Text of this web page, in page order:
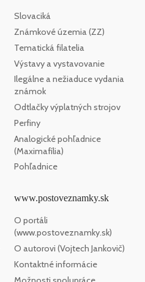
Slovaciká
Známkové územia (ZZ)
Tematická filatelia
Výstavy a vystavovanie
Ilegálne a nežiaduce vydania
známok
Odtlačky výplatných strojov
Perfiny
Analogické pohľadnice
(Maximafília)
Pohľadnice
www.postoveznamky.sk
O portáli
(www.postoveznamky.sk)
O autorovi (Vojtech Jankovič)
Kontaktné informácie